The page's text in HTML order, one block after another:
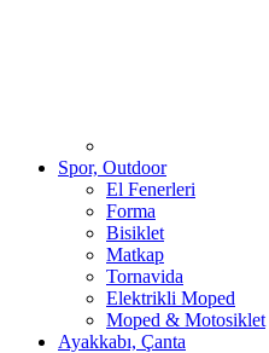
Spor, Outdoor
El Fenerleri
Forma
Bisiklet
Matkap
Tornavida
Elektrikli Moped
Moped & Motosiklet
Ayakkabı, Çanta